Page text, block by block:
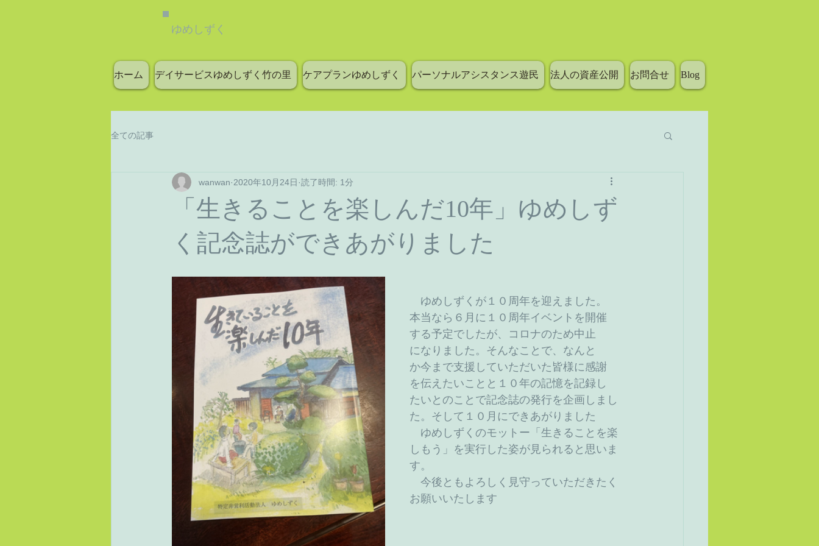
ゆめしずく
ホーム デイサービスゆめしずく竹の里 ケアプランゆめしずく パーソナルアシスタンス遊民 法人の資産公開 お問合せ Blog
全ての記事
「生きることを楽しんだ10年」ゆめしず
く記念誌ができあがりました
wanwan 2020年10月24日 読了時間: 1分
ゆめしずくが１０周年を迎えました。
本当なら６月に１０周年イベントを開催
する予定でしたが、コロナのため中止
になりました。そんなことで、なんと
か今まで支援していただいた皆様に感謝
を伝えたいことと１０年の記憶を記録し
たいとのことで記念誌の発行を企画しまし
た。そして１０月にできあがりました
ゆめしずくのモットー「生きることを楽
しもう」を実行した姿が見られると思いま
す。
今後ともよろしく見守っていただきたく
お願いいたします